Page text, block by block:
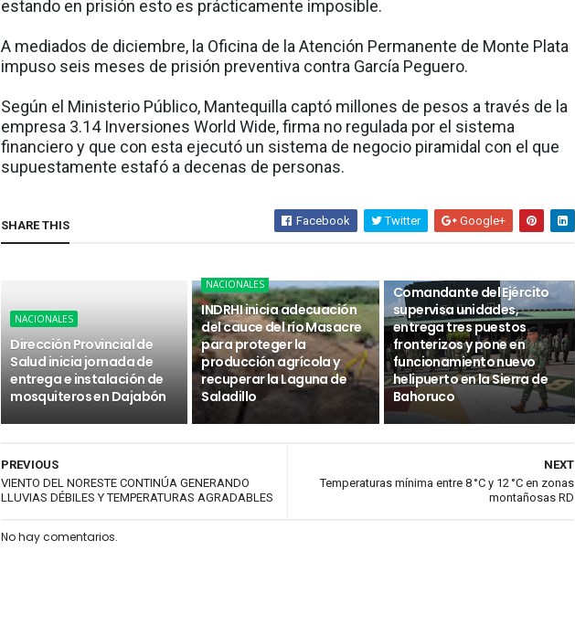
estando en prisión esto es prácticamente imposible.
A mediados de diciembre, la Oficina de la Atención Permanente de Monte Plata
impuso seis meses de prisión preventiva contra García Peguero.
Según el Ministerio Público, Mantequilla captó millones de pesos a través de la
empresa 3.14 Inversiones World Wide, firma no regulada por el sistema
financiero y que con esta ejecutó un sistema de negocio piramidal con el que
supuestamente estafó a decenas de personas.
SHARE THIS Facebook Twitter Google+
NACIONALES
Dirección Provincial de
Salud inicia jornada de
entrega e instalación de
mosquiteros en Dajabón
NACIONALES
INDRHI inicia adecuación
del cauce del río Masacre
para proteger la
producción agrícola y
recuperar la Laguna de
Saladillo
Comandante del Ejército
supervisa unidades,
entrega tres puestos
fronterizos y pone en
funcionamiento nuevo
helipuerto en la Sierra de
Bahoruco
NEXT
Temperaturas mínima entre 8 °C y 12 °C en zonas
montañosas RD
PREVIOUS
VIENTO DEL NORESTE CONTINÚA GENERANDO
LLUVIAS DÉBILES Y TEMPERATURAS AGRADABLES
No hay comentarios.